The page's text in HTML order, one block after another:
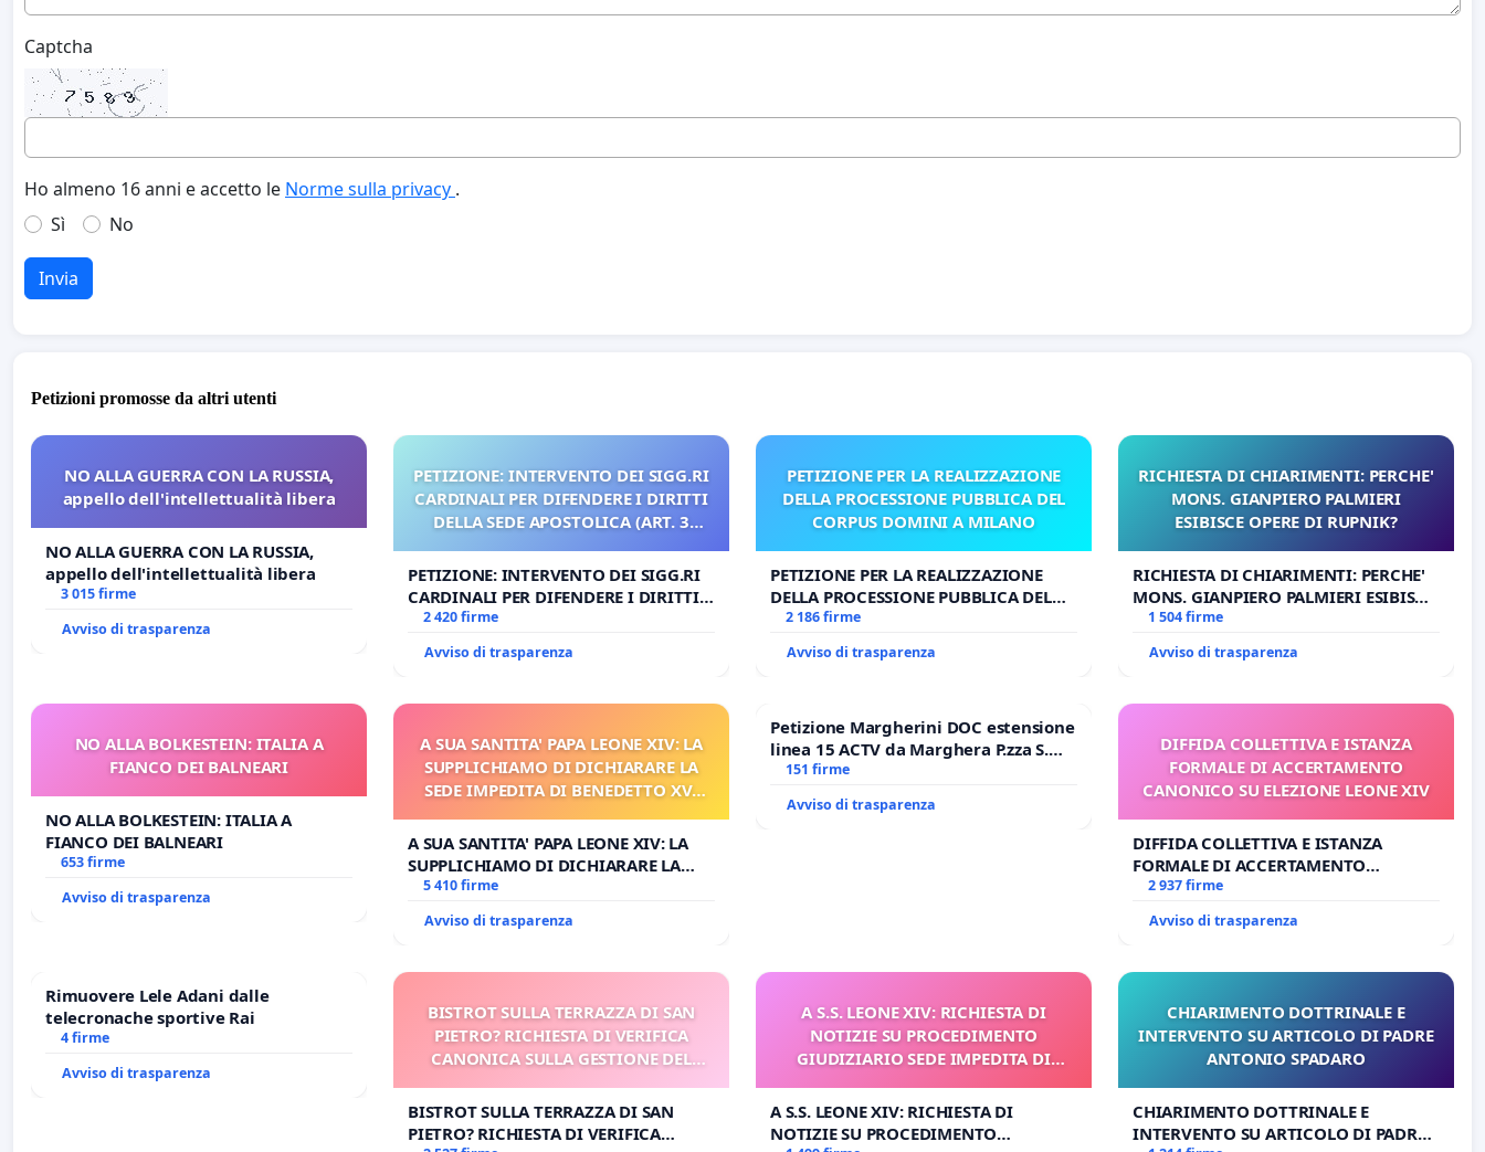
Captcha
Ho almeno 16 anni e accetto le Norme sulla privacy .
Sì
No
Invia
Petizioni promosse da altri utenti
NO ALLA GUERRA CON LA RUSSIA,
appello dell'intellettualità libera
NO ALLA GUERRA CON LA RUSSIA,
appello dell'intellettualità libera
3 015 firme
Avviso di trasparenza
PETIZIONE: INTERVENTO DEI SIGG.RI
CARDINALI PER DIFENDERE I DIRITTI
DELLA SEDE APOSTOLICA (ART. 3
PETIZIONE: INTERVENTO DEI SIGG.RI
CARDINALI PER DIFENDERE I DIRITTI
DELLA SEDE APOSTOLICA (ART. 3 UDG)
2 420 firme
Avviso di trasparenza
PETIZIONE PER LA REALIZZAZIONE
DELLA PROCESSIONE PUBBLICA DEL
CORPUS DOMINI A MILANO
PETIZIONE PER LA REALIZZAZIONE
DELLA PROCESSIONE PUBBLICA DEL
CORPUS DOMINI A MILANO
2 186 firme
Avviso di trasparenza
RICHIESTA DI CHIARIMENTI: PERCHE'
MONS. GIANPIERO PALMIERI
ESIBISCE OPERE DI RUPNIK?
RICHIESTA DI CHIARIMENTI: PERCHE'
MONS. GIANPIERO PALMIERI ESIBISCE
OPERE DI RUPNIK?
1 504 firme
Avviso di trasparenza
NO ALLA BOLKESTEIN: ITALIA A
FIANCO DEI BALNEARI
NO ALLA BOLKESTEIN: ITALIA A
FIANCO DEI BALNEARI
653 firme
Avviso di trasparenza
A SUA SANTITA' PAPA LEONE XIV: LA
SUPPLICHIAMO DI DICHIARARE LA
SEDE IMPEDITA DI BENEDETTO XVI
PROCESSO
A SUA SANTITA' PAPA LEONE XIV: LA
SUPPLICHIAMO DI DICHIARARE LA
SEDE IMPEDITA DI BENEDETTO XVI E/O
5 410 firme
Avviso di trasparenza
Petizione Margherini DOC estensione
linea 15 ACTV da Marghera P.zza S.
Antonio all'aeroporto Marco Polo
151 firme
Avviso di trasparenza
DIFFIDA COLLETTIVA E ISTANZA
FORMALE DI ACCERTAMENTO
CANONICO SU ELEZIONE LEONE XIV
DIFFIDA COLLETTIVA E ISTANZA
FORMALE DI ACCERTAMENTO
CANONICO SU ELEZIONE LEONE XIV
2 937 firme
Avviso di trasparenza
Rimuovere Lele Adani dalle
telecronache sportive Rai
4 firme
Avviso di trasparenza
BISTROT SULLA TERRAZZA DI SAN
PIETRO? RICHIESTA DI VERIFICA
CANONICA SULLA GESTIONE DEL
BISTROT SULLA TERRAZZA DI SAN
PIETRO? RICHIESTA DI VERIFICA
A S.S. LEONE XIV: RICHIESTA DI
NOTIZIE SU PROCEDIMENTO
GIUDIZIARIO SEDE IMPEDITA DI
A S.S. LEONE XIV: RICHIESTA DI
NOTIZIE SU PROCEDIMENTO
CHIARIMENTO DOTTRINALE E
INTERVENTO SU ARTICOLO DI PADRE
ANTONIO SPADARO
CHIARIMENTO DOTTRINALE E
INTERVENTO SU ARTICOLO DI PADRE